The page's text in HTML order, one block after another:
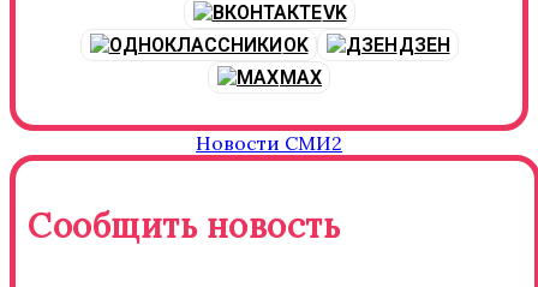
VK
OK
ДЗЕН
MAX
Новости СМИ2
Сообщить новость